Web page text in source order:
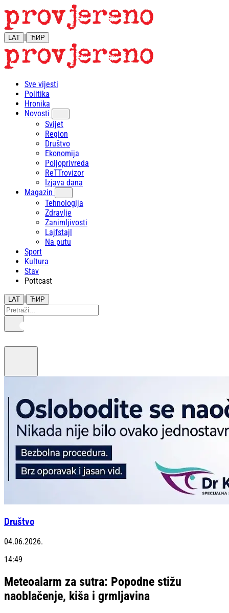
LAT | ЋИР
Sve vijesti
Politika
Hronika
Novosti
Svijet
Region
Društvo
Ekonomija
Poljoprivreda
ReTTrovizor
Izjava dana
Magazin
Tehnologija
Zdravlje
Zanimljivosti
Lajfstajl
Na putu
Sport
Kultura
Stav
Pottcast
LAT | ЋИР
Društvo
04.06.2026.
14:49
Meteoalarm za sutra: Popodne stižu
naoblačenje, kiša i grmljavina